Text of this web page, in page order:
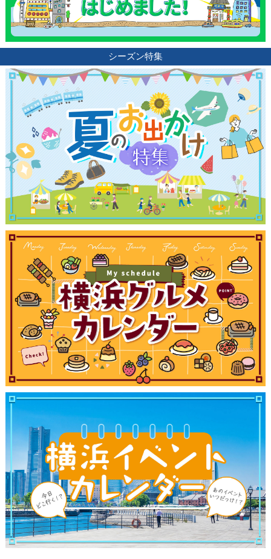
シーズン特集
観光ガイド
ランキング
ブログ記事
サイトについて